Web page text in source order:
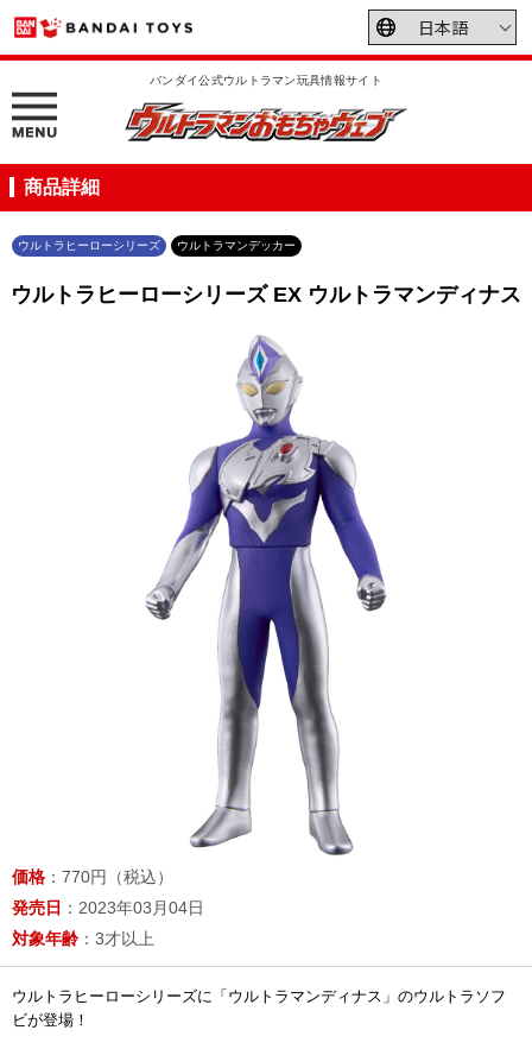
バンダイ公式ウルトラマン玩具情報サイト
商品詳細
ウルトラヒーローシリーズ ウルトラマンデッカー
ウルトラヒーローシリーズ EX ウルトラマンディナス
価格 ：770円（税込）
発売日 ：2023年03月04日
対象年齢 ：3才以上
ウルトラヒーローシリーズに「ウルトラマンディナス」のウルトラソフ
ビが登場！